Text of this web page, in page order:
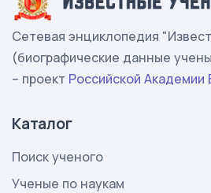
Сетевая энциклопедия
(биографические данные
– проект Российской Академии
Каталог
Поиск ученого
Ученые по наукам